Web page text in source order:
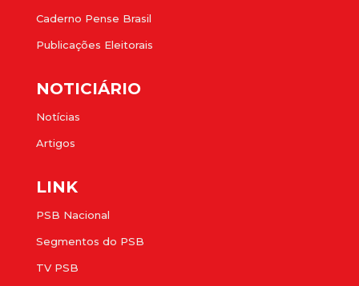
Caderno Pense Brasil
Publicações Eleitorais
NOTICIÁRIO
Notícias
Artigos
LINK
PSB Nacional
Segmentos do PSB
TV PSB